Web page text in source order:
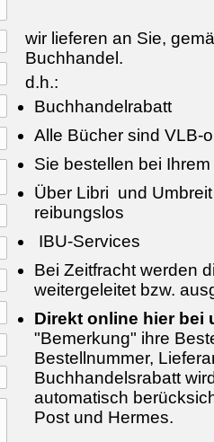
wir lieferen an Sie,
Buchhandel.
d.h.:
Buchhandelrabatt
Alle Bücher sind VLB-
Sie bestellen bei Ihrem
Über Libri und
reibungslos
IBU-Services
Bei Zeitfracht werden
weitergeleitet bzw.
Direkt online hier bei
"Bemerkung" ihre
Bestellnummer,
Buchhandelsrabatt
automatisch
Post und Hermes.